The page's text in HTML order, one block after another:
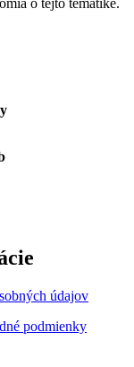
o tejto tématike.
údajov
podmienky